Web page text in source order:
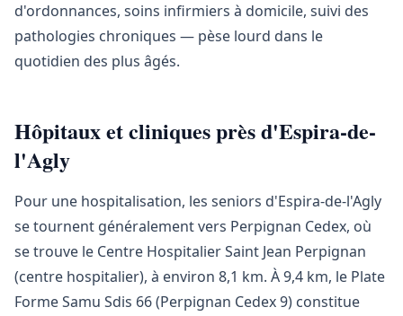
d'ordonnances, soins infirmiers à domicile, suivi des
pathologies chroniques — pèse lourd dans le
quotidien des plus âgés.
Hôpitaux et cliniques près d'Espira-de-
l'Agly
Pour une hospitalisation, les seniors d'Espira-de-l'Agly
se tournent généralement vers Perpignan Cedex, où
se trouve le Centre Hospitalier Saint Jean Perpignan
(centre hospitalier), à environ 8,1 km. À 9,4 km, le Plate
Forme Samu Sdis 66 (Perpignan Cedex 9) constitue